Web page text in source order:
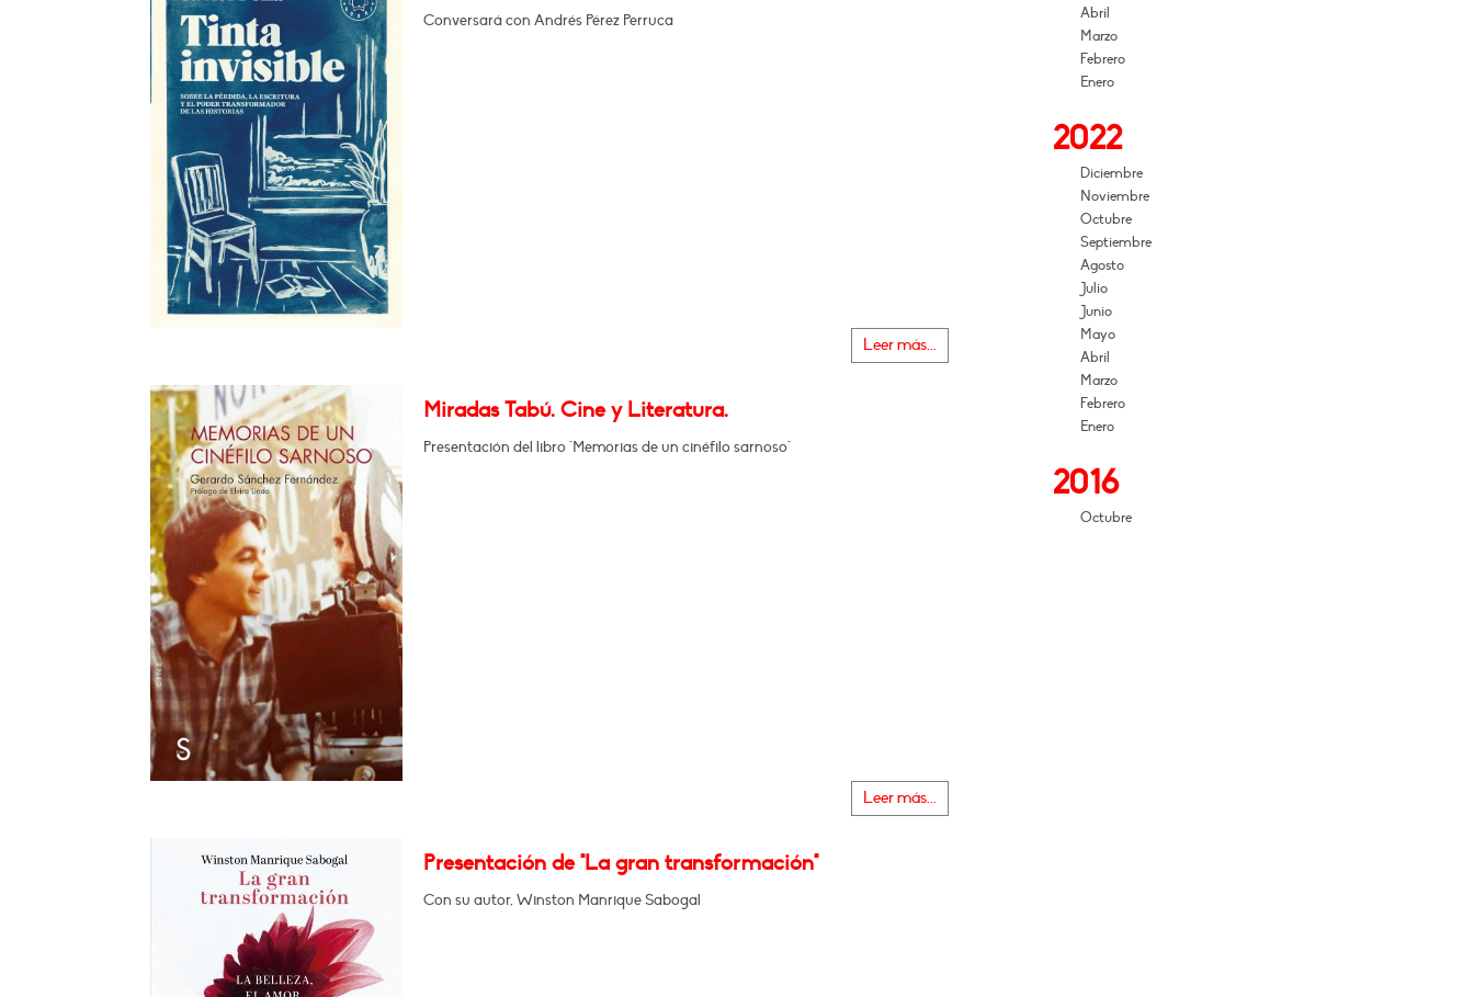
Conversará con Andrés Pérez Perruca
Leer más...
Miradas Tabú. Cine y Literatura.
Presentación del libro "Memorias de un cinéfilo sarnoso"
Leer más...
Presentación de "La gran transformación"
Con su autor, Winston Manrique Sabogal
Abril
Marzo
Febrero
Enero
2022
Diciembre
Noviembre
Octubre
Septiembre
Agosto
Julio
Junio
Mayo
Abril
Marzo
Febrero
Enero
2016
Octubre